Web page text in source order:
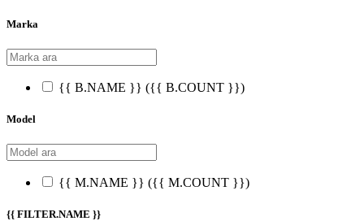
Marka
{{ B.NAME }} ({{ B.COUNT }})
Model
{{ M.NAME }} ({{ M.COUNT }})
{{ FILTER.NAME }}